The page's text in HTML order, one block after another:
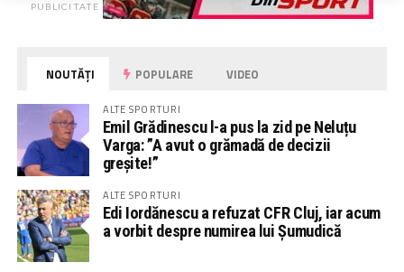
PUBLICITATE
NOUTĂȚI POPULARE VIDEO
ALTE SPORTURI
Emil Grădinescu l-a pus la zid pe Neluțu
Varga: ”A avut o grămadă de decizii
greșite!”
ALTE SPORTURI
Edi Iordănescu a refuzat CFR Cluj, iar acum
a vorbit despre numirea lui Șumudică